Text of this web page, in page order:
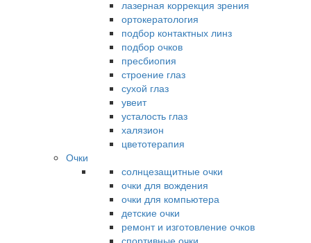
лазерная коррекция зрения
ортокератология
подбор контактных линз
подбор очков
пресбиопия
строение глаз
сухой глаз
увеит
усталость глаз
халязион
цветотерапия
Очки
солнцезащитные очки
очки для вождения
очки для компьютера
детские очки
ремонт и изготовление очков